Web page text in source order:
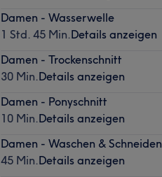
Damen - Wasserwelle
1 Std. 45 Min.Details anzeigen
Damen - Trockenschnitt
30 Min.Details anzeigen
Damen - Ponyschnitt
10 Min.Details anzeigen
Damen - Waschen & Schneiden
45 Min.Details anzeigen